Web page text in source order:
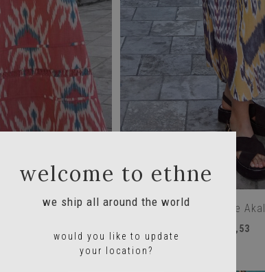
welcome to ethne
we ship all around the world
would you like to update
your location?
Clívia Chemise Akal
€339,53